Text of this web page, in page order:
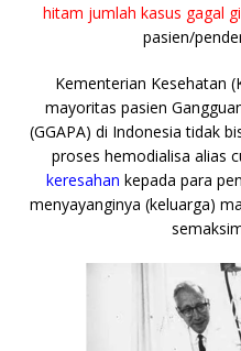
hitam jumlah kasus gagal
pasien/
Kementerian Kesehatan
mayoritas pasien
(GGAPA) di Indonesia tidak
proses hemodialisa alias
keresahan kepada para
menyayanginya (keluarga)